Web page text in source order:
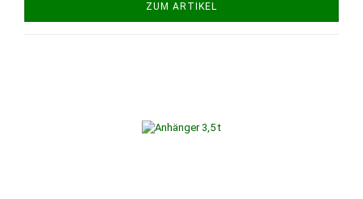
ZUM ARTIKEL